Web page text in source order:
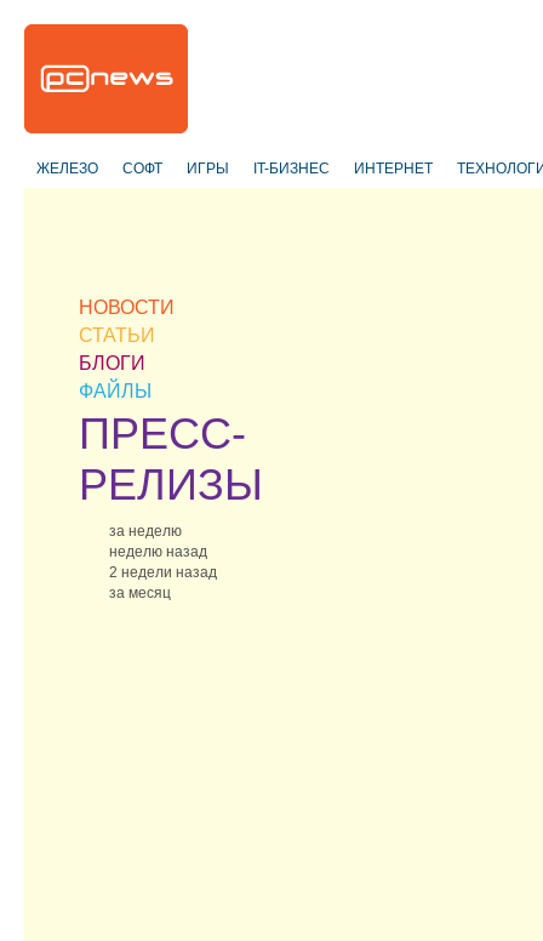
ЖЕЛЕЗО СОФТ ИГРЫ IT-БИЗНЕС ИНТЕРНЕТ
НОВОСТИ
СТАТЬИ
БЛОГИ
ФАЙЛЫ
ПРЕСС-
РЕЛИЗЫ
за неделю
неделю назад
2 недели назад
за месяц